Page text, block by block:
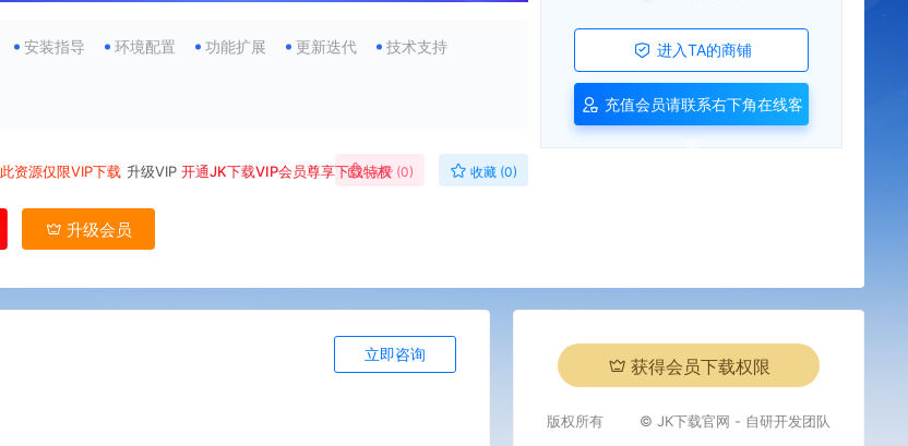
安装指导 环境配置 功能扩展 更新迭代 技术支持
此资源仅限VIP下载 升级VIP 开通JK下载VIP会员尊享下载特权
点赞 (0) 收藏 (0)
升级会员
进入TA的商铺
充值会员请联系右下角在线客
立即咨询
获得会员下载权限
版权所有 © JK下载官网 - 自研开发团队